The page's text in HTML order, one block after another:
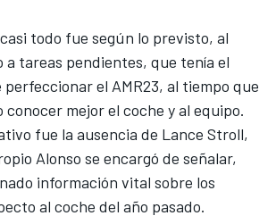
todo fue según lo previsto, al
a tareas pendientes, que tenía el
el AMR23, al tiempo que
conocer mejor el coche y al equipo.
fue la ausencia de Lance Stroll,
Alonso se encargó de señalar,
información vital sobre los
al coche del año pasado.